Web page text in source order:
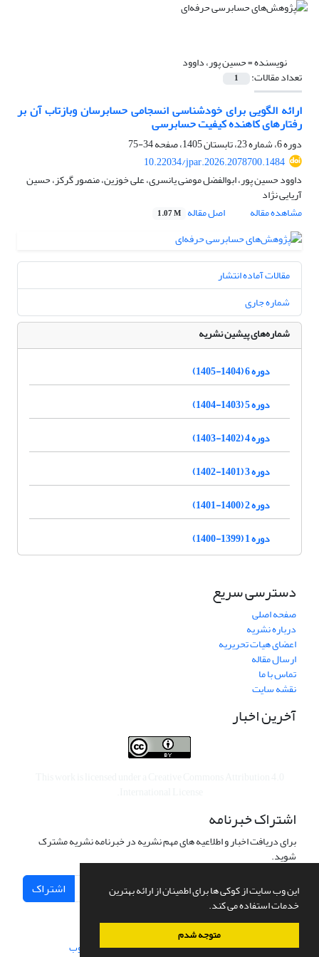
این وب سایت از کوکی ها برای اطمینان از ارائه بهترین
خدمات استفاده می کند.
متوجه شدم
نویسنده =حسین پور، داوود
تعداد مقالات: 1
ارائه الگویی برای خودشناسی انسجامی حسابرسان وبازتاب آن بر
رفتارهای کاهنده کیفیت حسابرسی
دوره 6، شماره 23، تابستان 1405، صفحه
34-75
10.22034/jpar.2026.2078700.1484
داوود حسین پور، ابوالفضل مومنی یانسری، علی خوزین، منصور گرکز، حسین
آریایی نژاد
مشاهده مقاله
اصل مقاله 1.07 M
مقالات آماده انتشار
شماره جاری
شماره‌های پیشین نشریه
دوره 6 (1404-1405)
دوره 5 (1403-1404)
دوره 4 (1402-1403)
دوره 3 (1401-1402)
دوره 2 (1400-1401)
دوره 1 (1399-1400)
دسترسی سریع
صفحه اصلی
درباره نشریه
اعضای هیات تحریریه
ارسال مقاله
تماس با ما
نقشه سایت
آخرین اخبار
اشتراک خبرنامه
برای دریافت اخبار و اطلاعیه های مهم نشریه در خبرنامه نشریه مشترک
شوید.
اشتراک
سامانه مدیریت نشریات علمی.طراحی و پیاده سازی از سیناوب